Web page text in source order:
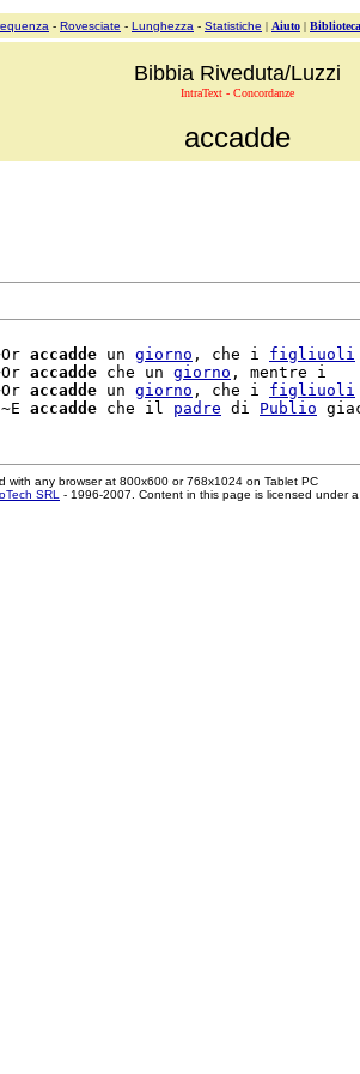
- Rovesciate - Lunghezza - Statistiche | Aiuto |
Bibbia Riveduta/Luzzi
IntraText - Concordanze
accadde
accadde un giorno , che i figliuoli
accadde che un giorno , mentre i
accadde un giorno , che i figliuoli
accadde che il padre di Publio
with any browser at 800x600 or 768x1024 on Tablet PC
SRL - 1996-2007. Content in this page is licensed under a